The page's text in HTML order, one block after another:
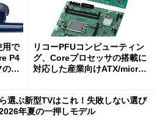
用で
P4
59
リコーPFUコンピューティン
グ、Coreプロセッサの搭載に
対応した産業向けATX/micro
選ぶ新型TVはこれ！失敗しない選び
年夏の一押しモデル